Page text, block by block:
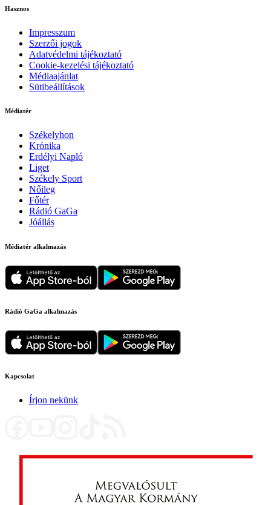
Hasznos
Impresszum
Szerzői jogok
Adatvédelmi tájékoztató
Cookie-kezelési tájékoztató
Médiaajánlat
Sütibeállítások
Médiatér
Székelyhon
Krónika
Erdélyi Napló
Liget
Székely Sport
Nőileg
Főtér
Rádió GaGa
Jóállás
Médiatér alkalmazás
Rádió GaGa alkalmazás
Kapcsolat
Írjon nekünk